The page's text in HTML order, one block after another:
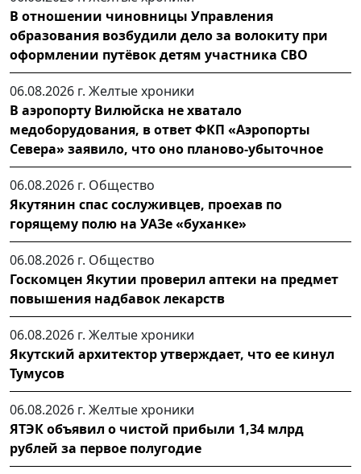
В отношении чиновницы Управления
образования возбудили дело за волокиту при
оформлении путёвок детям участника СВО
06.08.2026 г. Желтые хроники
В аэропорту Вилюйска не хватало
медоборудования, в ответ ФКП «Аэропорты
Севера» заявило, что оно планово-убыточное
06.08.2026 г. Общество
Якутянин спас сослуживцев, проехав по
горящему полю на УАЗе «буханке»
06.08.2026 г. Общество
Госкомцен Якутии проверил аптеки на предмет
повышения надбавок лекарств
06.08.2026 г. Желтые хроники
Якутский архитектор утверждает, что ее кинул
Тумусов
06.08.2026 г. Желтые хроники
ЯТЭК объявил о чистой прибыли 1,34 млрд
рублей за первое полугодие